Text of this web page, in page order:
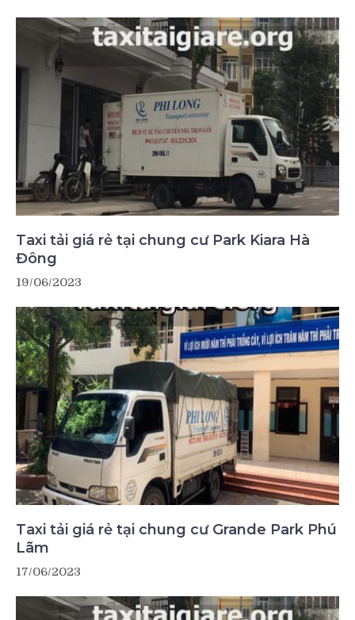
Taxi tải giá rẻ tại chung cư Park Kiara Hà
Đông
19/06/2023
Taxi tải giá rẻ tại chung cư Grande Park Phú
Lãm
17/06/2023